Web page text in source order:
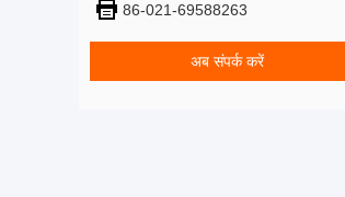
86-021-69588263
अब संपर्क करें